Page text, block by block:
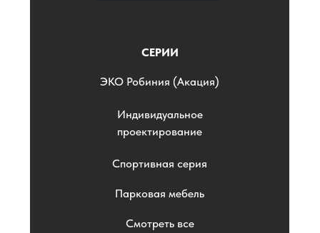
СЕРИИ
ЭKO Робиния (Акация)
Спортивная серия
Парковая мебель
Смотреть все
Индивидуальное
проектирование